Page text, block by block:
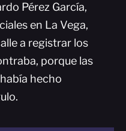
Pérez García,
en La Vega,
a registrar los
porque las
hecho